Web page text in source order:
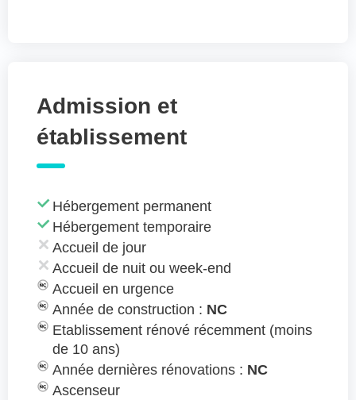
Admission et
établissement
Hébergement permanent
Hébergement temporaire
Accueil de jour
Accueil de nuit ou week-end
Accueil en urgence
Année de construction : NC
Etablissement rénové récemment (moins
de 10 ans)
Année dernières rénovations : NC
Ascenseur